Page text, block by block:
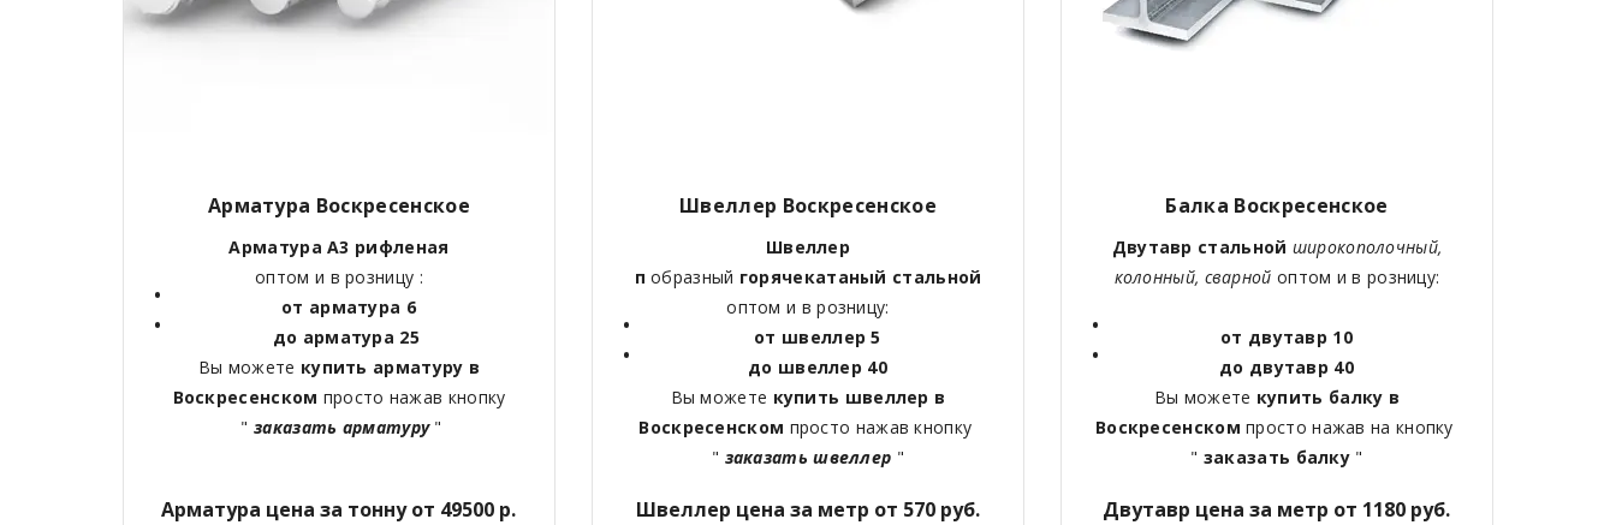
Арматура Воскресенское
Арматура А3 рифленая
оптом и в розницу :
от арматура 6
до арматура 25
Вы можете купить арматуру в
Воскресенском просто нажав кнопку
"заказать арматуру"
Арматура цена за тонну от 49500 р.
Швеллер Воскресенское
Швеллер
побразный горячекатаный стальной
оптом и в розницу:
от швеллер 5
до швеллер 40
Вы можете купить швеллер в
Воскресенском просто нажав кнопку
" заказать швеллер "
Швеллер цена за метр от 570 руб.
Балка Воскресенское
Двутавр стальной широкополочный,
колонный, сварной оптом и в розницу:
от двутавр 10
до двутавр 40
Вы можете купить балку в
Воскресенскомпросто нажав на кнопку
" заказать балку "
Двутавр цена за метр от 1180 руб.